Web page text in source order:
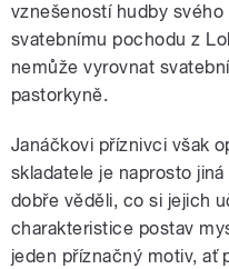
vznešeností hudby svého
svatebnímu pochodu z
nemůže vyrovnat
pastorkyně.
Janáčkovi příznivci však
skladatele je naprosto
dobře věděli, co si jejich
charakteristice postav
jeden příznačný motiv, ať